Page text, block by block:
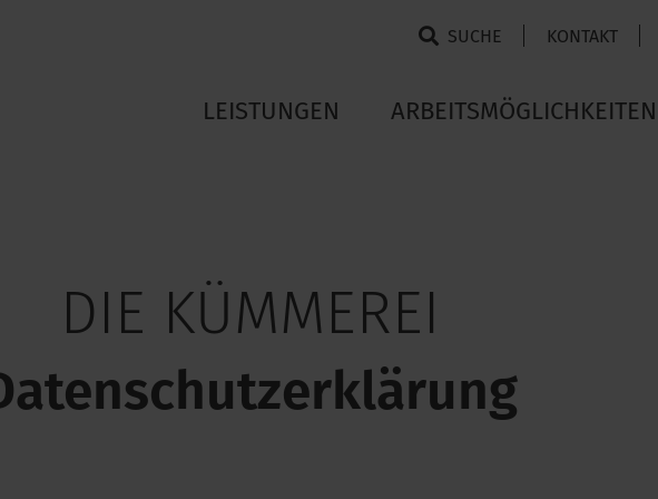
KONTAKT
SUCHE
LEISTUNGEN ARBEITSMÖGLICHKEITEN
DIE KÜMMEREI